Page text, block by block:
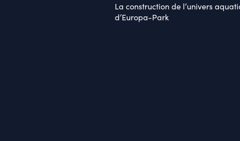
La construction de l’univers
d’Europa-Park